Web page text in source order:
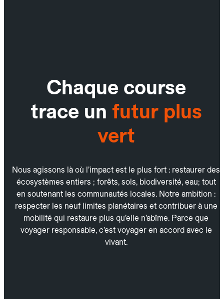
Chaque course
trace un futur plus
vert
Nous agissons là où l’impact est le plus fort : restaurer des
écosystèmes entiers ; forêts, sols, biodiversité, eau; tout
en soutenant les communautés locales. Notre ambition :
respecter les neuf limites planétaires et contribuer à une
mobilité qui restaure plus qu’elle n’abîme. Parce que
voyager responsable, c’est voyager en accord avec le
vivant.